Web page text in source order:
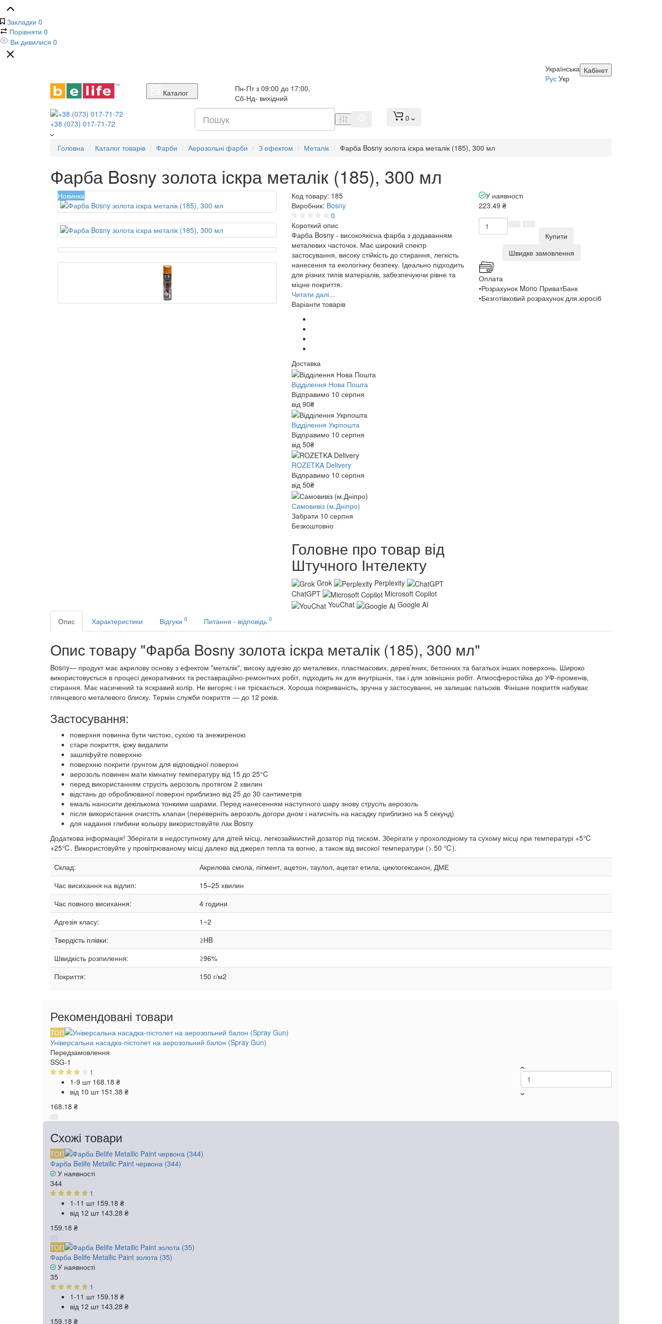
Закладки 0
Порівняти 0
Ви дивилися 0
Кабінет
Українська
Рус Укр
Каталог
Пн-Пт з 09:00 до 17:00,
Сб-Нд- вихідний
+38 (073) 017-71-72
0
Головна Каталог товарів Фарби Аерозольні фарби З ефектом Металік Фарба Bosny золота іскра металік (185), 300 мл
Фарба Bosny золота іскра металік (185), 300 мл
Новинка Код товару: 185
Виробник: Bosny
0
Короткий опис
Фарба Bosny - високоякісна фарба з додаванням
металевих часточок. Має широкий спектр
застосування, високу стійкість до стирання, легкість
нанесення та екологічну безпеку. Ідеально підходить
для різних типів матеріалів, забезпечуючи рівне та
міцне покриття.
Читати далі...
Варіанти товарів
Доставка
Відділення Нова Пошта
Відправимо 10 серпня
від 90₴
Відділення Укрпошта
Відправимо 10 серпня
від 50₴
ROZETKA Delivery
Відправимо 10 серпня
від 50₴
Самовивіз (м.Дніпро)
Забрати 10 серпня
Безкоштовно
Головне про товар від
Штучного Інтелекту
Grok
Perplexity
ChatGPT
Microsoft Copilot
YouChat
Google AI
У наявності
223.49 ₴
Купити
Швидке замовлення
Оплата
•Розрахунок Mono ПриватБанк
•Безготівковий розрахунок для.юросіб
Опис Характеристики Відгуки 0 Питання - відповідь 0
Опис товару "Фарба Bosny золота іскра металік (185), 300 мл"
Bosny— продукт має акрилову основу з ефектом "металік", високу адгезію до металевих, пластмасових, дерев’яних, бетонних та багатьох інших поверхонь. Широко
використовується в процесі декоративних та реставраційно-ремонтних робіт, підходить як для внутрішніх, так і для зовнішніх робіт. Атмосферостійка до УФ-променів,
стирання. Має насичений та яскравий колір. Не вигоряє і не тріскається. Хороша покриваність, зручна у застосуванні, не залишає патьоків. Фінішне покриття набуває
глянцевого металевого блиску. Термін служби покриття — до 12 років.
Застосування:
поверхня повинна бути чистою, сухою та знежиреною
старе покриття, іржу видалити
зашліфуйте поверхню
поверхню покрити грунтом для відповідної поверхні
аерозоль повинен мати кімнатну температуру від 15 до 25°C
перед використанням струсіть аерозоль протягом 2 хвилин
відстань до оброблюваної поверхні приблизно від 25 до 30 сантиметрів
емаль наносити декількома тонкими шарами. Перед нанесенням наступного шару знову струсіть аерозоль
після використання очистіть клапан (переверніть аерозоль догори дном і натисніть на насадку приблизно на 5 секунд)
для надання глибини кольору використовуйте лак Bosny
Додаткова інформація! Зберігати в недоступному для дітей місці, легкозаймистий дозатор під тиском. Зберігати у прохолодному та сухому місці при температурі +5℃
+25℃. Використовуйте у провітрюваному місці далеко від джерел тепла та вогню, а також від високої температури (> 50 ℃).
Склад:
Акрилова смола, пігмент, ацетон, таулол, ацетат етила, циклогексанон, ДМЕ
Час висихання на відлип:
15–25 хвилин
Час повного висихання:
4 години
Адгезія класу:
1~2
Твердість плівки:
≥HB
Швидкість розпилення:
≥96%
Покриття:
150 г/м2
Рекомендовані товари
ТОП
Універсальна насадка-пістолет на аерозольний балон (Spray Gun)
Передзамовлення
SSG-1
1
1-9 шт 168.18 ₴
від 10 шт 151.38 ₴
168.18 ₴
Схожі товари
ТОП
Фарба Belife Metallic Paint червона (344)
У наявності
344
1
1-11 шт 159.18 ₴
від 12 шт 143.28 ₴
159.18 ₴
ТОП
Фарба Belife Metallic Paint золота (35)
У наявності
35
1
1-11 шт 159.18 ₴
від 12 шт 143.28 ₴
159.18 ₴